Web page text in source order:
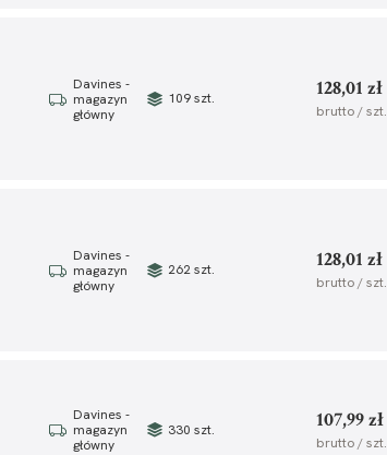
109 szt.
Davines -
magazyn
główny
128,01 zł
brutto / szt.
262 szt.
Davines -
magazyn
główny
128,01 zł
brutto / szt.
330 szt.
Davines -
magazyn
główny
107,99 zł
brutto / szt.